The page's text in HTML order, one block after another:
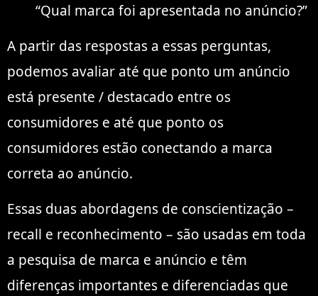
“Qual marca foi apresentada no anúncio?”
A partir das respostas a essas perguntas,
podemos avaliar até que ponto um anúncio
está presente / destacado entre os
consumidores e até que ponto os
consumidores estão conectando a marca
correta ao anúncio.
Essas duas abordagens de conscientização –
recall e reconhecimento – são usadas em toda
a pesquisa de marca e anúncio e têm
diferenças importantes e diferenciadas que